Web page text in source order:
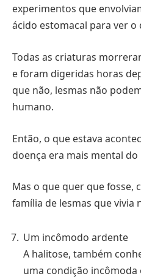
experimentos que
ácido estomacal para ver o
Todas as criaturas
e foram digeridas horas
que não, lesmas não
humano.
Então, o que estava
doença era mais mental do
Mas o que quer que fosse,
família de lesmas que vivia
Um incômodo ardente
A halitose, também
uma condição